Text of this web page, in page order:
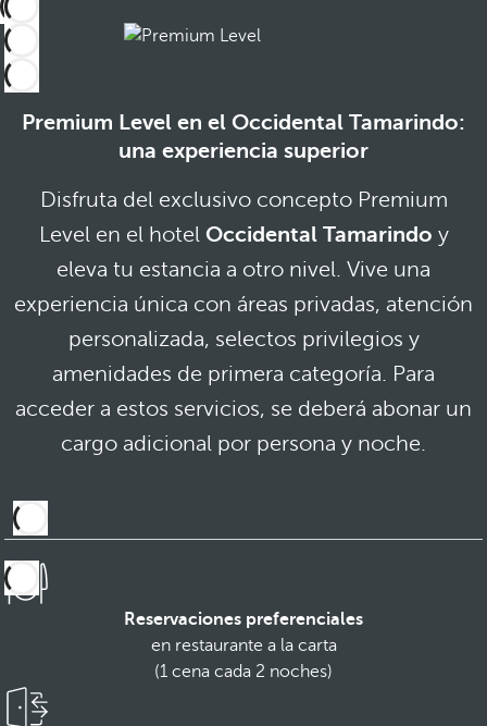
Premium Level en el Occidental Tamarindo:
una experiencia superior
Disfruta del exclusivo concepto Premium
Level en el hotel Occidental Tamarindo y
eleva tu estancia a otro nivel. Vive una
experiencia única con áreas privadas, atención
personalizada, selectos privilegios y
amenidades de primera categoría. Para
acceder a estos servicios, se deberá abonar un
cargo adicional por persona y noche.
Reservaciones preferenciales
en restaurante a la carta
(1 cena cada 2 noches)